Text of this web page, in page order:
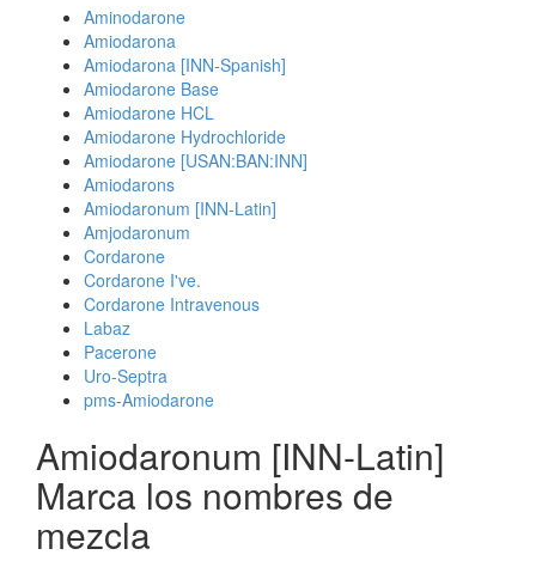
Aminodarone
Amiodarona
Amiodarona [INN-Spanish]
Amiodarone Base
Amiodarone HCL
Amiodarone Hydrochloride
Amiodarone [USAN:BAN:INN]
Amiodarons
Amiodaronum [INN-Latin]
Amjodaronum
Cordarone
Cordarone I've.
Cordarone Intravenous
Labaz
Pacerone
Uro-Septra
pms-Amiodarone
Amiodaronum [INN-Latin]
Marca los nombres de
mezcla